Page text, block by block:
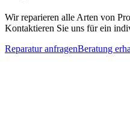
Wir reparieren alle Arten von
Kontaktieren Sie uns für ein
Reparatur anfragenBeratung